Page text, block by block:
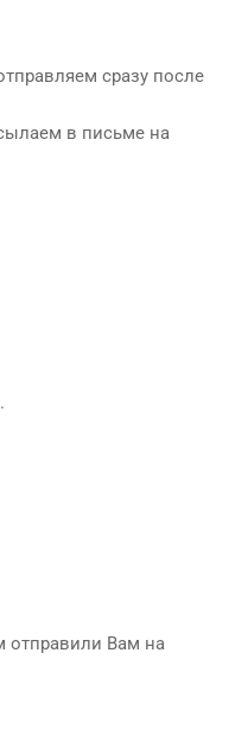
сразу после
в письме на
Вам на